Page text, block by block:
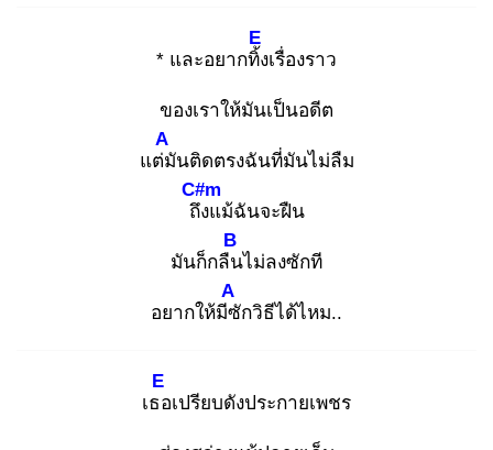
* และอยากทิ้ง
E
เรื่องราว
ของเราให้มันเป็นอดีต
แต่มั
A
นติดตรงฉันที่มันไม่ลืม
ถึง
C#m
แม้ฉันจะฝืน
มันก็กลืน
B
ไม่ลงซักที
อยากให้มีซั
A
กวิธีได้ไหม..
เธอ
E
เปรียบดังประกายเพชร